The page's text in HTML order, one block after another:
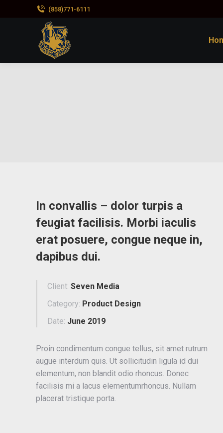
(858)771-6111
In convallis – dolor turpis a
feugiat facilisis. Morbi iaculis
erat posuere, congue neque in,
dapibus dui.
Client: Seven Media
Category: Product Design
Date: June 2019
Proin condimentum congue tellus, sit amet rutrum
augue interdum quis. Ut sollicitudin ligula id dui
elementum, non blandit odio rhoncus. Donec
facilisis mi a lacus elementumrhoncus. Nullam
placerat tristique porta.